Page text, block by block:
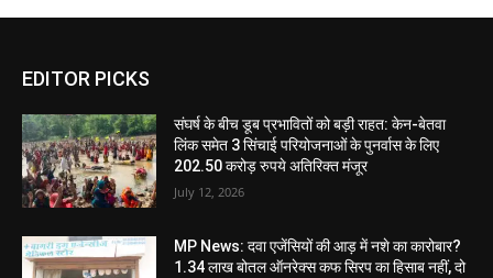
EDITOR PICKS
संघर्ष के बीच डूब प्रभावितों को बड़ी राहत: केन-बेतवा
लिंक समेत 3 सिंचाई परियोजनाओं के पुनर्वास के लिए
202.50 करोड़ रुपये अतिरिक्त मंजूर
July 12, 2026
MP News: दवा एजेंसियों की आड़ में नशे का कारोबार?
1.34 लाख बोतल ऑनरेक्स कफ सिरप का हिसाब नहीं, दो